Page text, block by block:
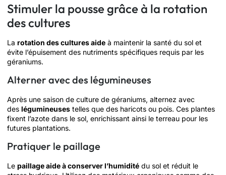
Stimuler la pousse grâce à la rotation
des cultures
La rotation des cultures aide à maintenir la santé du sol et
évite l’épuisement des nutriments spécifiques requis par les
géraniums.
Alterner avec des légumineuses
Après une saison de culture de géraniums, alternez avec
des légumineuses telles que des haricots ou pois. Ces plantes
fixent l’azote dans le sol, enrichissant ainsi le terreau pour les
futures plantations.
Pratiquer le paillage
Le paillage aide à conserver l’humidité du sol et réduit le